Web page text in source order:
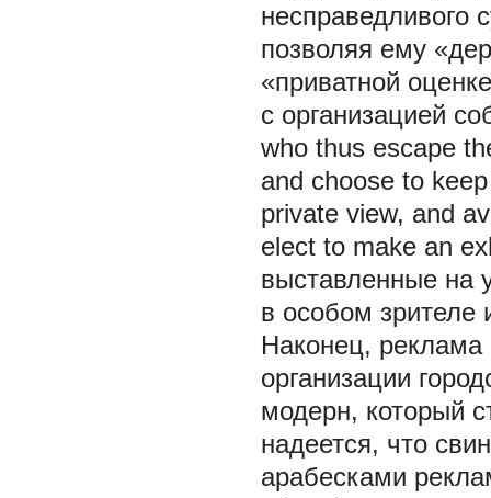
несправедливого
позволяя ему
«приватной
с организацией
who thus escape
and choose to
private view, and
elect to make an
выставленные на
в особом
Наконец,
организации
модерн, который
надеется, что
арабесками